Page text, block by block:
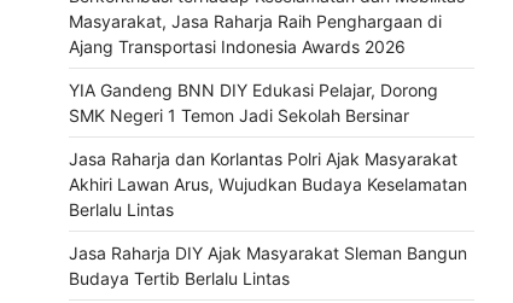
Masyarakat, Jasa Raharja Raih Penghargaan di
Ajang Transportasi Indonesia Awards 2026
YIA Gandeng BNN DIY Edukasi Pelajar, Dorong
SMK Negeri 1 Temon Jadi Sekolah Bersinar
Jasa Raharja dan Korlantas Polri Ajak Masyarakat
Akhiri Lawan Arus, Wujudkan Budaya Keselamatan
Berlalu Lintas
Jasa Raharja DIY Ajak Masyarakat Sleman Bangun
Budaya Tertib Berlalu Lintas